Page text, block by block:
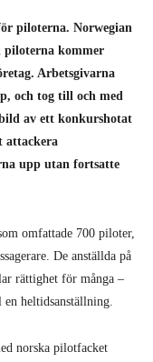
piloterna. Norwegian
piloterna kommer
Arbetsgivarna
och tog till och med
av ett konkurshotat
attackera
upp utan fortsatte
omfattade 700 piloter,
De anställda på
rättighet för många –
heltidsanställning.
norska pilotfacket